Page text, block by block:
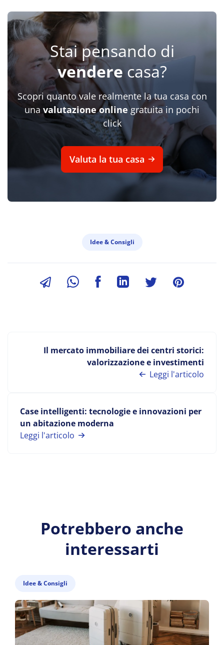
Stai pensando di
vendere casa?
Scopri quanto vale realmente la tua casa con
una valutazione onlinegratuita in pochi
click
Valuta la tua casa
Idee & Consigli
Il mercato immobiliare dei centri storici:
valorizzazione e investimenti
Leggi l'articolo
Case intelligenti: tecnologie e innovazioni per
un abitazione moderna
Leggi l'articolo
Potrebbero anche
interessarti
Idee & Consigli